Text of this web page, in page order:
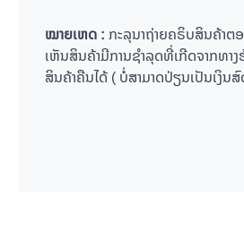
ໝາຍເຫດ :ກະລຸນາຖ່າຍຄຣິບສິນຄ້າຕ
ເຫັນສິນຄ້າມີການຊຳລຸດທີ່ເກີດຈາກທາງ
ສິນຄ້າຄືນໄດ້ ( ບໍ່ສາມາດປ່ຽນເປັນເງິນ